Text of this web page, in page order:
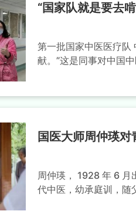
“国家队就是要去
第一批国家中医医疗队
献。”这是同事对中国
国医大师周仲瑛
周仲瑛， 1928 年 6 月
代中医，幼承庭训，